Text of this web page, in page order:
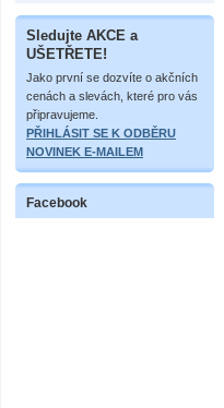
Sledujte AKCE a
UŠETŘETE!
Jako první se dozvíte o akčních
cenách a slevách, které pro vás
připravujeme.
PŘIHLÁSIT SE K ODBĚRU
NOVINEK E-MAILEM
Facebook